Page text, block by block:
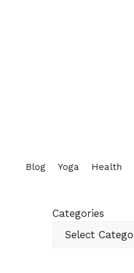
Blog Yoga Health
Categories